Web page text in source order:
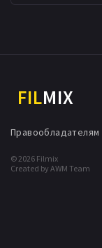
FILMIX
© 2026 Filmix
Created by AWM Team
Правообладателям